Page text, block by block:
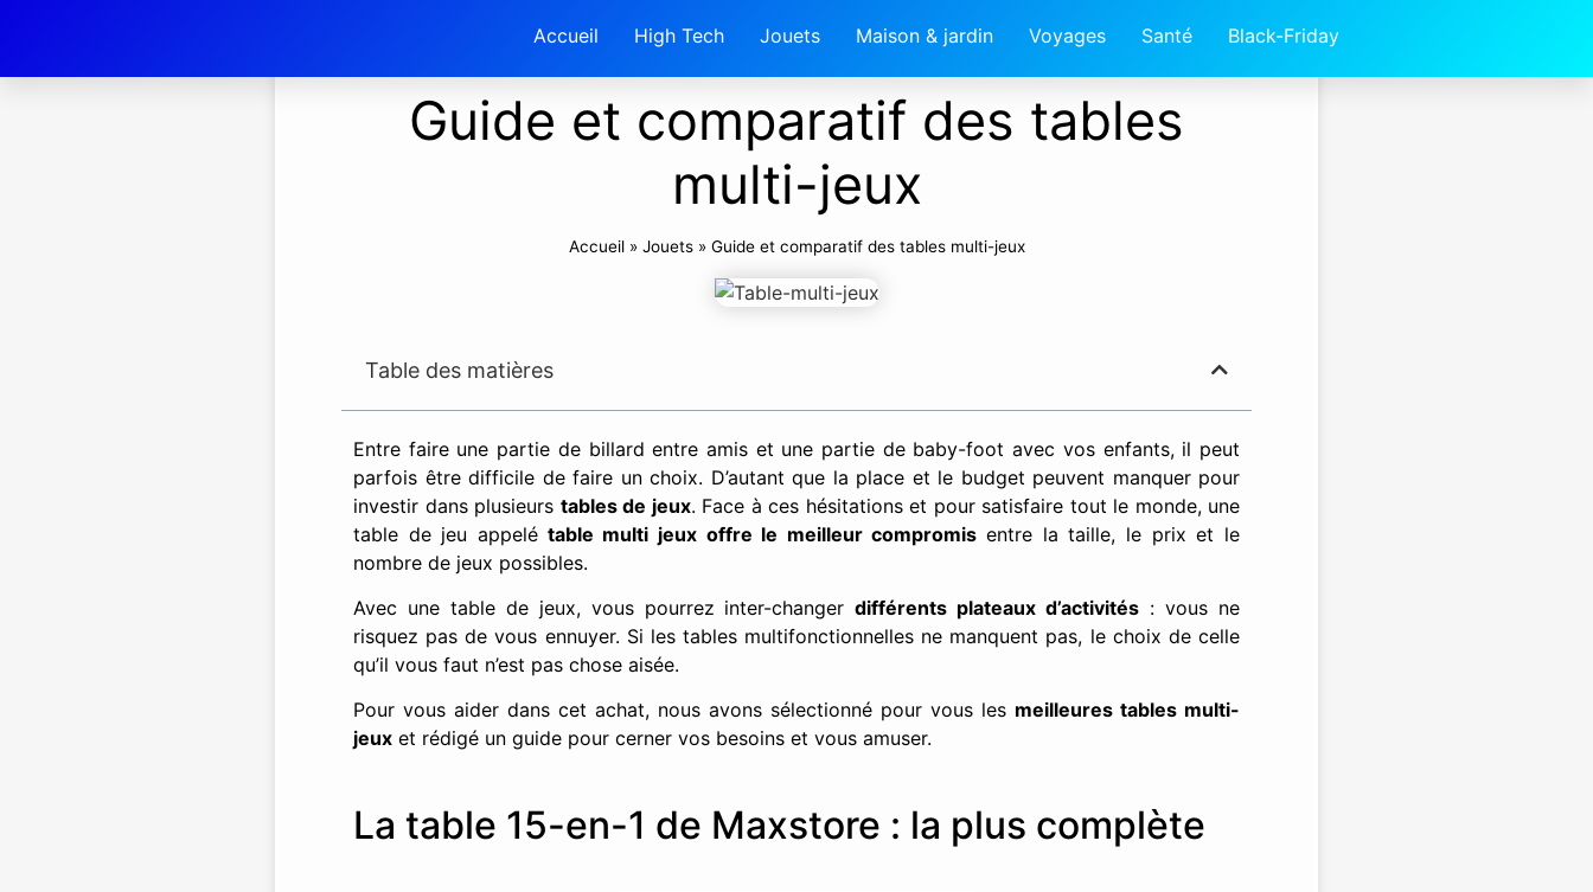
Accueil High Tech Jouets Maison & jardin Voyages Santé Black-Friday
Guide et comparatif des tables
multi-jeux
Accueil» Jouets» Guide et comparatif des tables multi-jeux
Table des matières
Entre faire une partie de billard entre amis et une partie de baby-foot avec vos enfants, il peut
parfois être difficile de faire un choix. D’autant que la place et le budget peuvent manquer pour
investir dans plusieurs tables de jeux. Face à ces hésitations et pour satisfaire tout le monde, une
table de jeu appelétable multi jeux offre le meilleur compromisentre la taille, le prix et le
nombre de jeux possibles.
Avec une table de jeux, vous pourrez inter-changerdifférents plateaux d’activités : vous ne
risquez pas de vous ennuyer. Si les tables multifonctionnelles ne manquent pas, le choix de celle
qu’il vous faut n’est pas chose aisée.
Pour vous aider dans cet achat, nous avons sélectionné pour vous les meilleures tables multi-
jeux et rédigé un guide pour cerner vos besoins et vous amuser.
La table 15-en-1 de Maxstore : la plus complète